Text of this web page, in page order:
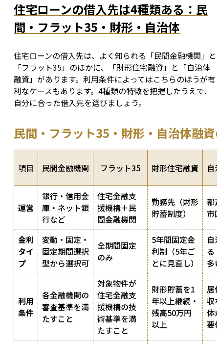
住宅ローンの借入先は4種類ある：民
間・フラット35・財形・自治体
住宅ローンの借入先は、よく知られる「民間金融機関」と
「フラット35」のほかに、「財形住宅融資」と「自治体
融資」があります。利用条件によってはこちらのほうが有
利なケースもあります。4種類の特徴を把握したうえで、
自分に合った借入先を選びましょう。
項目 民間金融機関 フラット35 財形住宅融資 自
運営
銀行・信用金
庫・ネット銀
行など
住宅金融支
援機構＋民
間金融機関
勤務先（財形
貯蓄制度）
都
市
金利
タイ
プ
変動・固定・
固定期間選択
型から選択可
全期間固定
のみ
5年間固定金
利制（5年ご
とに見直し）
自
る
多
利用
条件
各金融機関の
審査基準を満
たすこと
対象物件が
住宅金融支
援機構の技
術基準を満
たすこと
財形貯蓄を1
年以上継続・
残高50万円
以上
居
収
体
要
民間・フラット35・財形・自治体融資